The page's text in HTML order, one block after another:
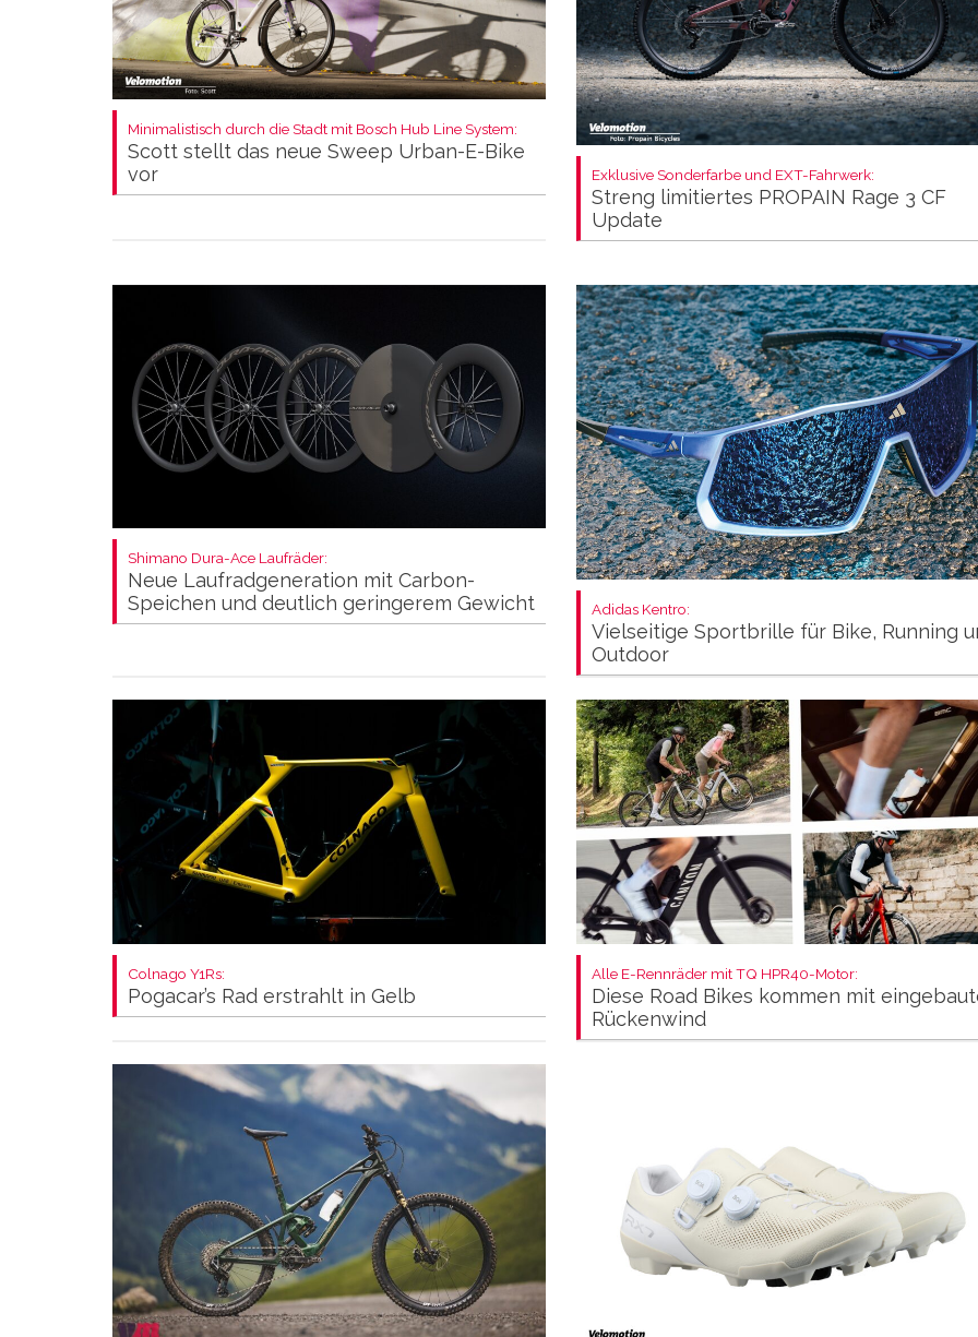
Minimalistisch durch die Stadt mit Bosch Hub Line System:
Scott stellt das neue Sweep Urban-E-Bike
vor
Exklusive Sonderfarbe und EXT-Fahrwerk:
Streng limitiertes PROPAIN Rage 3 CF
Update
Shimano Dura-Ace Laufräder:
Neue Laufradgeneration mit Carbon-
Speichen und deutlich geringerem Gewicht
Adidas Kentro:
Vielseitige Sportbrille für Bike, Running
Outdoor
Colnago Y1Rs:
Pogacar’s Rad erstrahlt in Gelb
Alle E-Rennräder mit TQ HPR40-Motor:
Diese Road Bikes kommen mit
Rückenwind